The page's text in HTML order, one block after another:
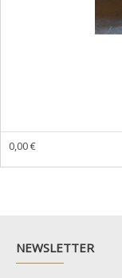
0,00 €
NEWSLETTER